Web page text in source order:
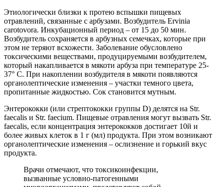
Этиологически близки к протею вспышки пищевых
отравлений, связанные с арбузами. Возбудитель Ervinia
carotovora. Инкубационный период – от 15 до 50 мин.
Возбудитель сохраняется в арбузных семечках, которые при
этом не теряют всхожести. Заболевание обусловлено
токсическими веществами, продуцируемыми возбудителем,
который накапливается в мякоти арбуза при температуре 25-
37° С. При накоплении возбудителя в мякоти появляются
органолептические изменения – участки темного цвета,
пропитанные жидкостью. Сок становится мутным.
Энтерококки (или стрептококки группы D) делятся на Str.
faecalis и Str. faecium. Пищевые отравления могут вызвать Str.
faecalis, если концентрация энтерококков достигает 10й и
более живых клеток в 1 г (мл) продукта. При этом возникают
органолептические изменения – ослизнение и горький вкус
продукта.
Врачи отмечают, что токсикоинфекции,
вызванные условно-патогенными